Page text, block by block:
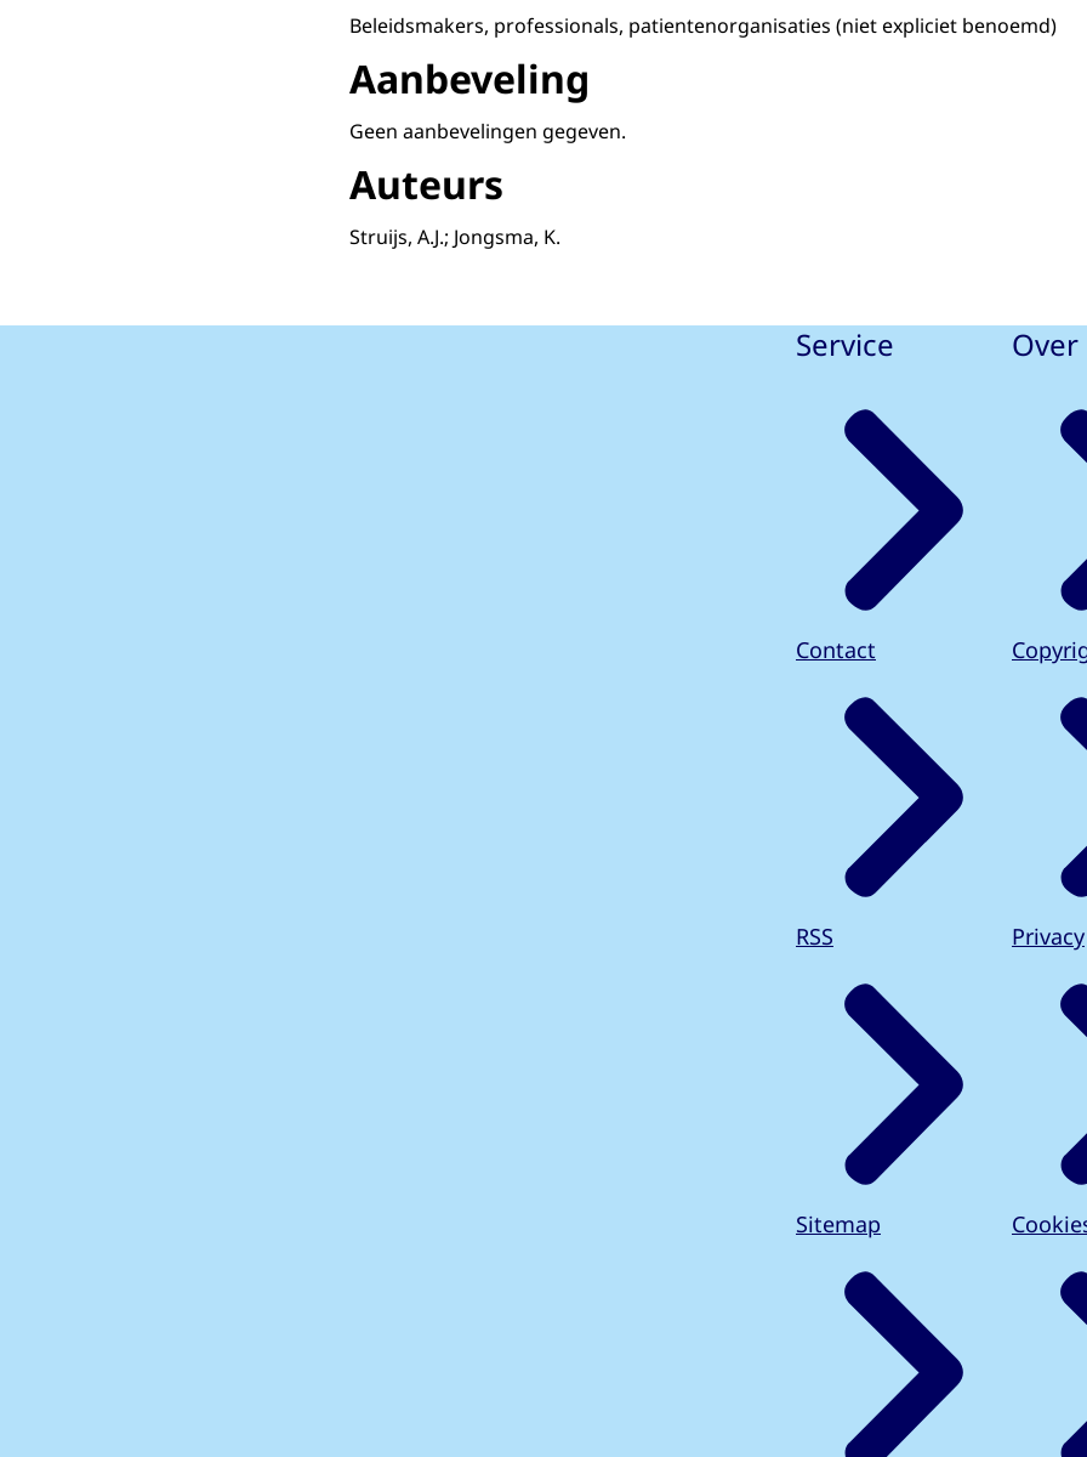
Beleidsmakers, professionals, patientenorganisaties (niet expliciet benoemd)
Aanbeveling
Geen aanbevelingen gegeven.
Auteurs
Struijs, A.J.; Jongsma, K.
Service
Contact
RSS
Sitemap
Privacy